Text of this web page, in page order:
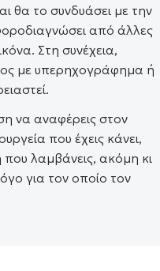
θα το συνδυάσει με την
από άλλες
Στη συνέχεια,
με υπερηχογράφημα ή
να αναφέρεις στον
που έχεις κάνει,
λαμβάνεις, ακόμη κι
για τον οποίο τον